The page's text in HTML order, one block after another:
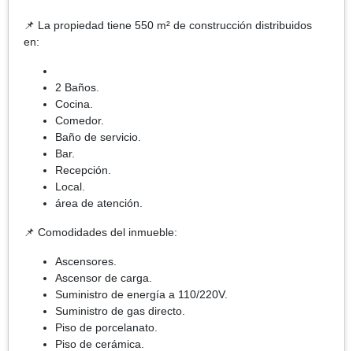
📌 La propiedad tiene 550 m² de construcción distribuidos
en:
2 Baños.
Cocina.
Comedor.
Baño de servicio.
Bar.
Recepción.
Local.
área de atención.
📌 Comodidades del inmueble:
Ascensores.
Ascensor de carga.
Suministro de energía a 110/220V.
Suministro de gas directo.
Piso de porcelanato.
Piso de cerámica.